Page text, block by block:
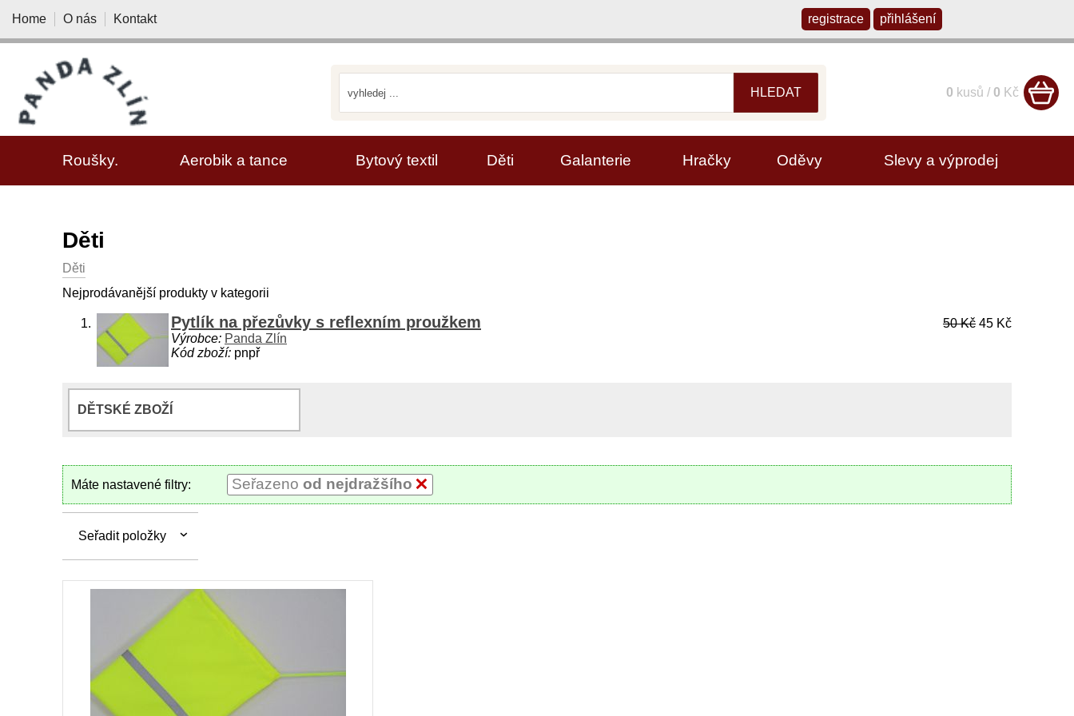
Děti
Děti
Nejprodávanější produkty v kategorii
Pytlík na přezůvky s reflexním proužkem
Výrobce: Panda Zlín
Kód zboží: pnpř
50 Kč 45 Kč
DĚTSKÉ ZBOŽÍ
Máte nastavené filtry: Seřazeno od nejdražšího
Seřadit položky
VYBRAT KATEGORII
Roušky. Aerobik a tance Bytový textil Děti Galanterie Hračky Oděvy Slevy a výprodej
Home O nás Kontakt registrace přihlášení
HLEDAT 0 kusů / 0 Kč